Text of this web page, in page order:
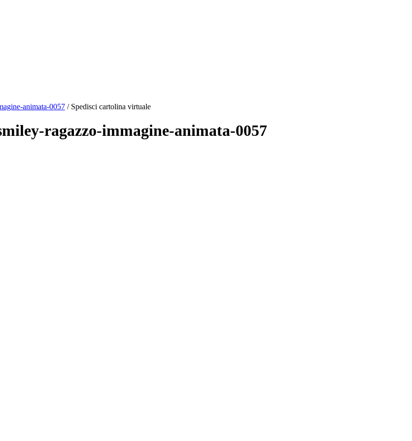
animata-0057 / Spedisci cartolina virtuale
ragazzo-immagine-animata-0057